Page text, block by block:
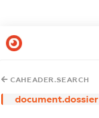
CAHEADER.SEARCH
document.dossier